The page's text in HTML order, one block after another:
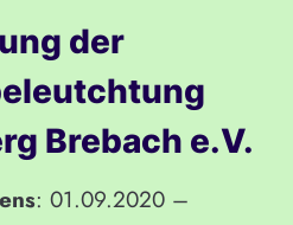
der
Brebach e.V.
: 01.09.2020 –